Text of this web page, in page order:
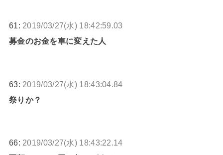
61: 2019/03/27(水) 18:42:59.03
募金のお金を車に変えた人
63: 2019/03/27(水) 18:43:04.84
祭りか？
66: 2019/03/27(水) 18:43:22.14